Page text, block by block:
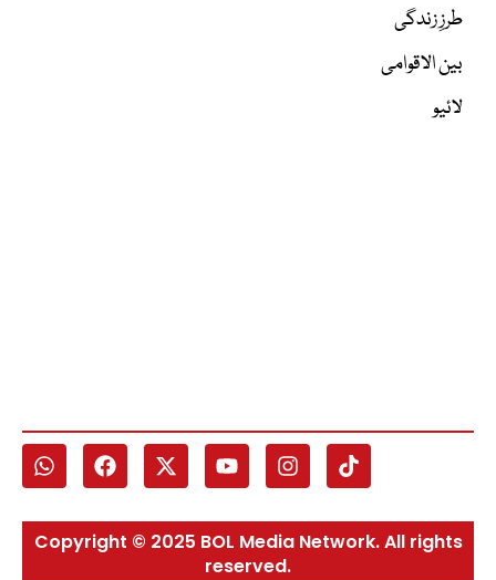
طرزِ زندگی
بین الاقوامی
لائیو
Copyright © 2025 BOL Media Network. All rights
reserved.